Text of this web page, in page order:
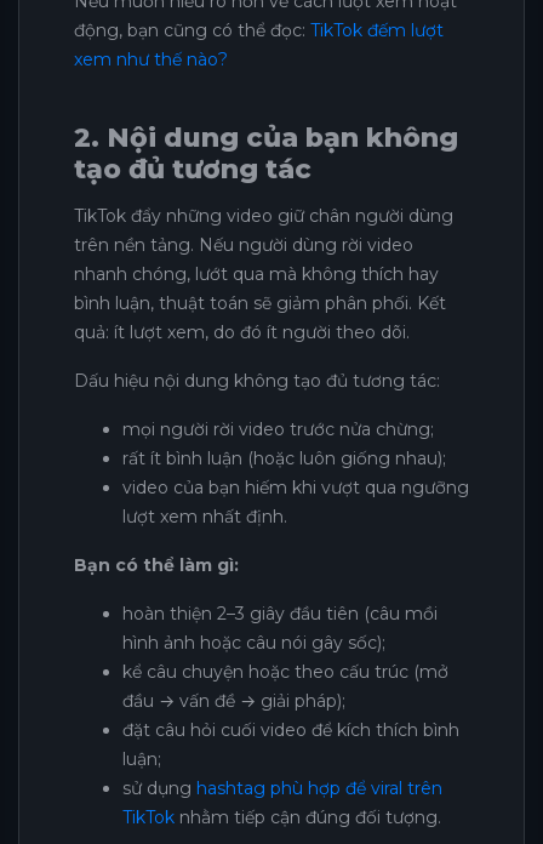
động, bạn cũng có thể đọc: TikTok đếm lượt
xem như thế nào?
2. Nội dung của bạn không
tạo đủ tương tác
TikTok đẩy những video giữ chân người dùng
trên nền tảng. Nếu người dùng rời video
nhanh chóng, lướt qua mà không thích hay
bình luận, thuật toán sẽ giảm phân phối. Kết
quả: ít lượt xem, do đó ít người theo dõi.
Dấu hiệu nội dung không tạo đủ tương tác:
mọi người rời video trước nửa chừng;
rất ít bình luận (hoặc luôn giống nhau);
video của bạn hiếm khi vượt qua ngưỡng
lượt xem nhất định.
Bạn có thể làm gì:
hoàn thiện 2–3 giây đầu tiên (câu mồi
hình ảnh hoặc câu nói gây sốc);
kể câu chuyện hoặc theo cấu trúc (mở
đầu → vấn đề → giải pháp);
đặt câu hỏi cuối video để kích thích bình
luận;
sử dụng hashtag phù hợp để viral trên
TikTok nhằm tiếp cận đúng đối tượng.